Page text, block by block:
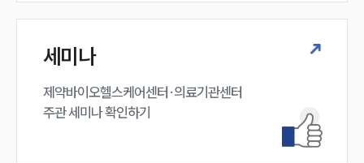
세미나
제약바이오헬스케어센터·의료기관센터
주관 세미나 확인하기